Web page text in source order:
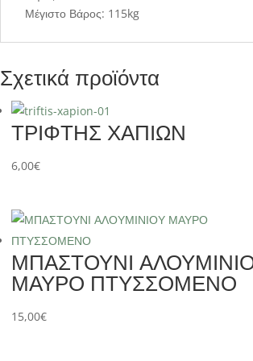
Μέγιστο Βάρος: 115kg
Σχετικά προϊόντα
ΤΡΙΦΤΗΣ ΧΑΠΙΩΝ
6,00€
ΜΠΑΣΤΟΥΝΙ
ΜΑΥΡΟ ΠΤΥΣΣΟΜΕΝΟ
15,00€